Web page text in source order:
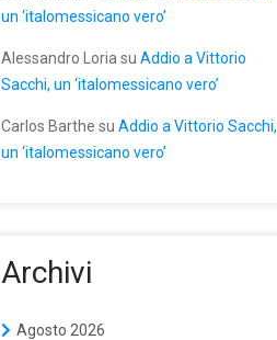
un ‘italomessicano vero’
Alessandro Loria su Addio a Vittorio
Sacchi, un ‘italomessicano vero’
Carlos Barthe su Addio a Vittorio Sacchi,
un ‘italomessicano vero’
Archivi
Agosto 2026